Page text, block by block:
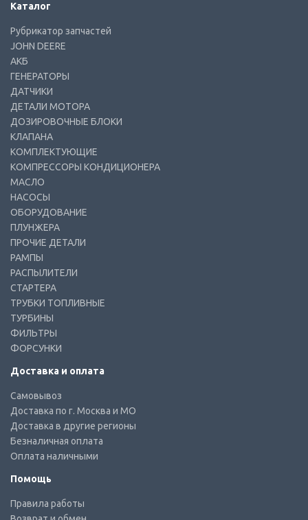
Каталог
Рубрикатор запчастей
JOHN DEERE
АКБ
ГЕНЕРАТОРЫ
ДАТЧИКИ
ДЕТАЛИ МОТОРА
ДОЗИРОВОЧНЫЕ БЛОКИ
КЛАПАНА
КОМПЛЕКТУЮЩИЕ
КОМПРЕССОРЫ КОНДИЦИОНЕРА
МАСЛО
НАСОСЫ
ОБОРУДОВАНИЕ
ПЛУНЖЕРА
ПРОЧИЕ ДЕТАЛИ
РАМПЫ
РАСПЫЛИТЕЛИ
СТАРТЕРА
ТРУБКИ ТОПЛИВНЫЕ
ТУРБИНЫ
ФИЛЬТРЫ
ФОРСУНКИ
Доставка и оплата
Самовывоз
Доставка по г. Москва и МО
Доставка в другие регионы
Безналичная оплата
Оплата наличными
Помощь
Правила работы